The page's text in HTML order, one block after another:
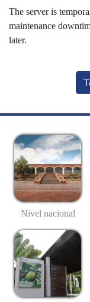
The server is
maintenance
later.
Nivel nacional